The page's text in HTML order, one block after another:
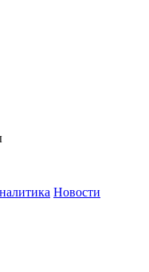
Новости